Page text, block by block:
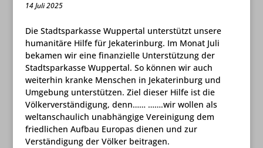
14 Juli 2025
Die Stadtsparkasse Wuppertal unterstützt unsere
humanitäre Hilfe für Jekaterinburg. Im Monat Juli
bekamen wir eine finanzielle Unterstützung der
Stadtsparkasse Wuppertal. So können wir auch
weiterhin kranke Menschen in Jekaterinburg und
Umgebung unterstützen. Ziel dieser Hilfe ist die
Völkerverständigung, denn…… …….wir wollen als
weltanschaulich unabhängige Vereinigung dem
friedlichen Aufbau Europas dienen und zur
Verständigung der Völker beitragen.